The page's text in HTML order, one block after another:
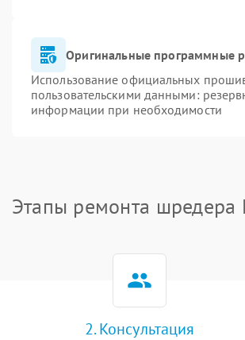
Оригинальные программные
Использование официальных
пользовательскими данными:
информации при необходимости
Этапы ремонта шредера
2. Консультация